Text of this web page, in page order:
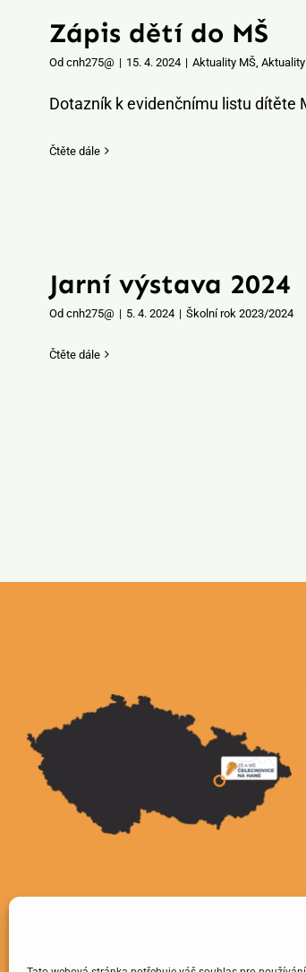
Zápis dětí do MŠ
Od cnh275@ | 15. 4. 2024 | Aktuality MŠ
Dotazník k evidenčnímu listu dítěte
Čtěte dále
Jarní výstava 2024
Od cnh275@ | 5. 4. 2024 | Školní rok 2023/2024
Čtěte dále